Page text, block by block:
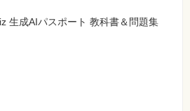
生成AIパスポート 教科書＆問題集